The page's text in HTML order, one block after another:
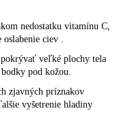
nedostatku vitamínu C,
ciev .
pokrývať veľké plochy tela
pod kožou.
zjavných príznakov
vyšetrenie hladiny